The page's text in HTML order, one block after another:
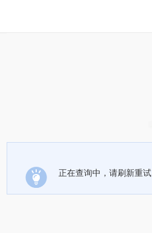
正在查询中，请刷新重试